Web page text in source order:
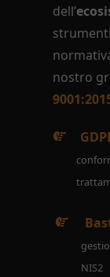
dell’
nostro
NIS2